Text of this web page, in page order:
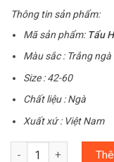
Thông tin sản phẩm:
Mã sản phẩm: Tẩu
Màu sắc : Trắng ngà
Size : 42-60
Chất liệu : Ngà
Xuất xứ : Việt Nam
Số lượng